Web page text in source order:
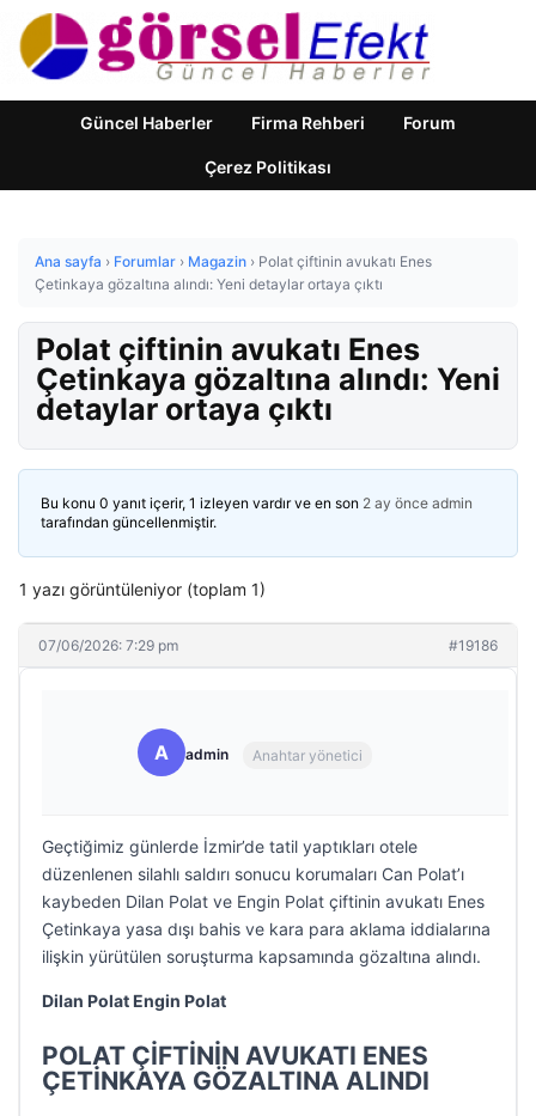
Güncel Haberler Firma Rehberi Forum
Çerez Politikası
Ana sayfa › Forumlar › Magazin › Polat çiftinin avukatı Enes
Çetinkaya gözaltına alındı: Yeni detaylar ortaya çıktı
Polat çiftinin avukatı Enes
Çetinkaya gözaltına alındı: Yeni
detaylar ortaya çıktı
Bu konu 0 yanıt içerir, 1 izleyen vardır ve en son 2 ay önce admin
tarafından güncellenmiştir.
1 yazı görüntüleniyor (toplam 1)
07/06/2026: 7:29 pm #19186
A admin Anahtar yönetici
Geçtiğimiz günlerde İzmir’de tatil yaptıkları otele
düzenlenen silahlı saldırı sonucu korumaları Can Polat’ı
kaybeden Dilan Polat ve Engin Polat çiftinin avukatı Enes
Çetinkaya yasa dışı bahis ve kara para aklama iddialarına
ilişkin yürütülen soruşturma kapsamında gözaltına alındı.
Dilan Polat Engin Polat
POLAT ÇİFTİNİN AVUKATI ENES
ÇETİNKAYA GÖZALTINA ALINDI